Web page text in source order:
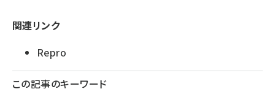
関連リンク
Repro
この記事のキーワード